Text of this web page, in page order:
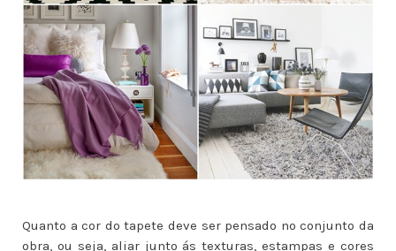
Quanto a cor do tapete deve ser pensado no conjunto da
obra, ou seja, aliar junto ás texturas, estampas e cores